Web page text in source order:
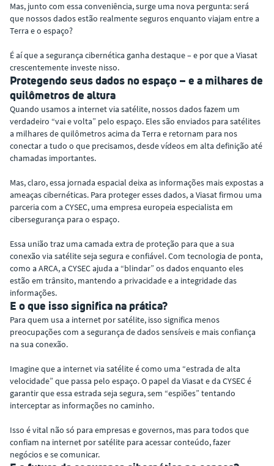
Mas, junto com essa conveniência, surge uma nova pergunta: será
que nossos dados estão realmente seguros enquanto viajam entre a
Terra e o espaço?
É aí que a segurança cibernética ganha destaque – e por que a Viasat
crescentemente investe nisso.
Protegendo seus dados no espaço – e a milhares de
quilômetros de altura
Quando usamos a internet via satélite, nossos dados fazem um
verdadeiro “vai e volta” pelo espaço. Eles são enviados para satélites
a milhares de quilômetros acima da Terra e retornam para nos
conectar a tudo o que precisamos, desde vídeos em alta definição até
chamadas importantes.
Mas, claro, essa jornada espacial deixa as informações mais expostas a
ameaças cibernéticas. Para proteger esses dados, a Viasat firmou uma
parceria com a CYSEC, uma empresa europeia especialista em
cibersegurança para o espaço.
Essa união traz uma camada extra de proteção para que a sua
conexão via satélite seja segura e confiável. Com tecnologia de ponta,
como a ARCA, a CYSEC ajuda a “blindar” os dados enquanto eles
estão em trânsito, mantendo a privacidade e a integridade das
informações.
E o que isso significa na prática?
Para quem usa a internet por satélite, isso significa menos
preocupações com a segurança de dados sensíveis e mais confiança
na sua conexão.
Imagine que a internet via satélite é como uma “estrada de alta
velocidade” que passa pelo espaço. O papel da Viasat e da CYSEC é
garantir que essa estrada seja segura, sem “espiões” tentando
interceptar as informações no caminho.
Isso é vital não só para empresas e governos, mas para todos que
confiam na internet por satélite para acessar conteúdo, fazer
negócios e se comunicar.